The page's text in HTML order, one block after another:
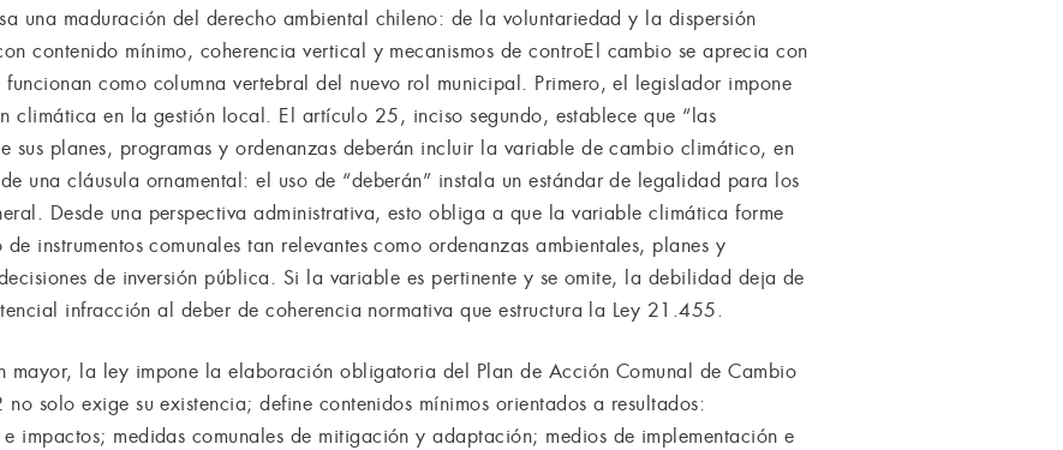
una maduración del derecho ambiental chileno: de la voluntariedad y la dispersión
contenido mínimo, coherencia vertical y mecanismos de controEl cambio se aprecia con
como columna vertebral del nuevo rol municipal. Primero, el legislador impone
climática en la gestión local. El artículo 25, inciso segundo, establece que “las
sus planes, programas y ordenanzas deberán incluir la variable de cambio climático, en
una cláusula ornamental: el uso de “deberán” instala un estándar de legalidad para los
Desde una perspectiva administrativa, esto obliga a que la variable climática forme
instrumentos comunales tan relevantes como ordenanzas ambientales, planes y
de inversión pública. Si la variable es pertinente y se omite, la debilidad deja de
infracción al deber de coherencia normativa que estructura la Ley 21.455.
mayor, la ley impone la elaboración obligatoria del Plan de Acción Comunal de Cambio
solo exige su existencia; define contenidos mínimos orientados a resultados:
impactos; medidas comunales de mitigación y adaptación; medios de implementación e